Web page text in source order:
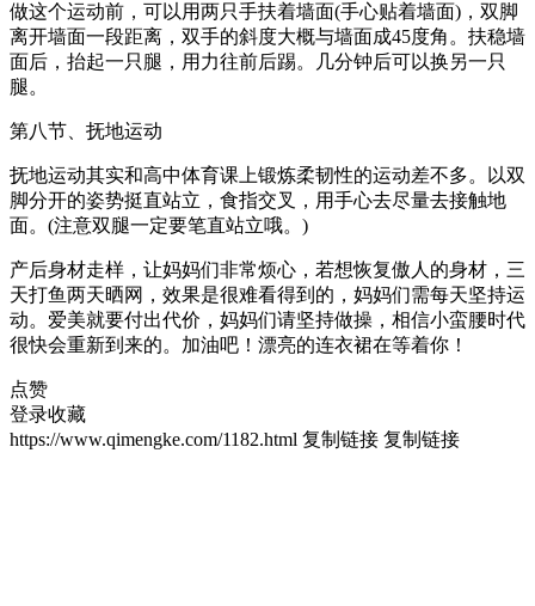
做这个运动前，可以用两只手扶着墙面(手心贴着墙面)，双脚
离开墙面一段距离，双手的斜度大概与墙面成45度角。扶稳墙
面后，抬起一只腿，用力往前后踢。几分钟后可以换另一只
腿。
第八节、抚地运动
抚地运动其实和高中体育课上锻炼柔韧性的运动差不多。以双
脚分开的姿势挺直站立，食指交叉，用手心去尽量去接触地
面。(注意双腿一定要笔直站立哦。)
产后身材走样，让妈妈们非常烦心，若想恢复傲人的身材，三
天打鱼两天晒网，效果是很难看得到的，妈妈们需每天坚持运
动。爱美就要付出代价，妈妈们请坚持做操，相信小蛮腰时代
很快会重新到来的。加油吧！漂亮的连衣裙在等着你！
点赞
登录收藏
https://www.qimengke.com/1182.html 复制链接 复制链接